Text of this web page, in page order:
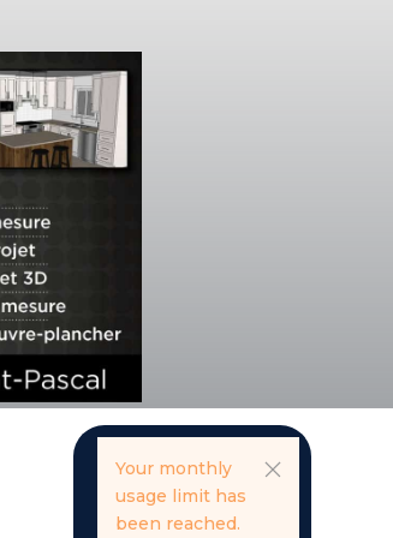
Your monthly
usage limit has
been reached.